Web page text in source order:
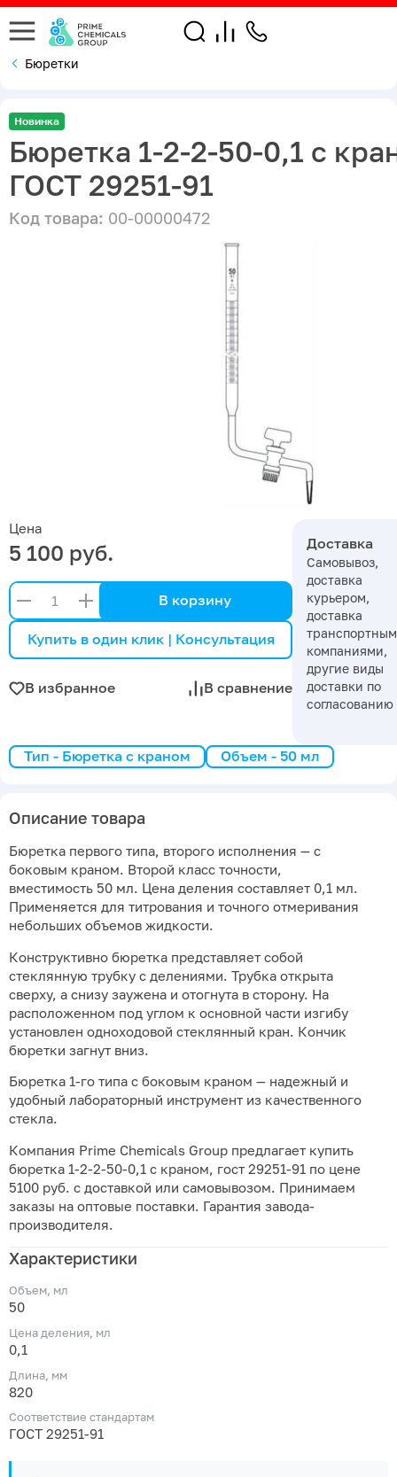
Бюретки
Новинка
Бюретка 1-2-2-50-0,1 с
ГОСТ 29251-91
Код товара: 00-00000472
Цена
5 100 руб.
В корзину
Купить в один клик | Консультация
В избранное В сравнение
Доставка
Самовывоз,
доставка
курьером,
доставка
компаниями,
другие виды
доставки по
согласованию
Тип - Бюретка с краном Объем - 50 мл
Описание товара
Бюретка первого типа, второго исполнения — с
боковым краном. Второй класс точности,
вместимость 50 мл. Цена деления составляет 0,1 мл.
Применяется для титрования и точного отмеривания
небольших объемов жидкости.
Конструктивно бюретка представляет собой
стеклянную трубку с делениями. Трубка открыта
сверху, а снизу заужена и отогнута в сторону. На
расположенном под углом к основной части изгибу
установлен одноходовой стеклянный кран. Кончик
бюретки загнут вниз.
Бюретка 1-го типа с боковым краном — надежный и
удобный лабораторный инструмент из качественного
стекла.
Компания Prime Chemicals Group предлагает купить
бюретка 1-2-2-50-0,1 с краном, гост 29251-91 по цене
5100 руб. с доставкой или самовывозом. Принимаем
заказы на оптовые поставки. Гарантия завода-
производителя.
Характеристики
Объем, мл
50
Цена деления, мл
0,1
Длина, мм
820
Соответствие стандартам
ГОСТ 29251-91